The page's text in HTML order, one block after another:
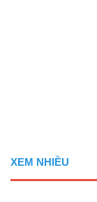
XEM NHIỀU